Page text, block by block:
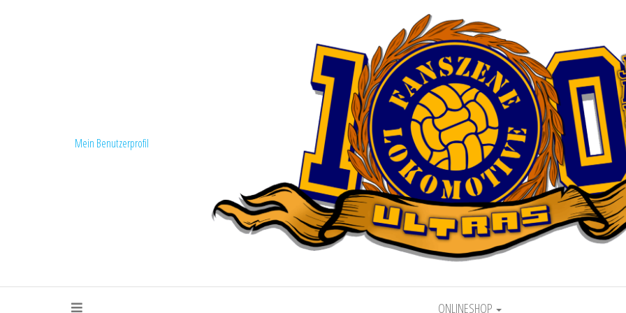
Fanszene Lokomotive Leipzig
Mein Benutzerprofil
ONLINESHOP